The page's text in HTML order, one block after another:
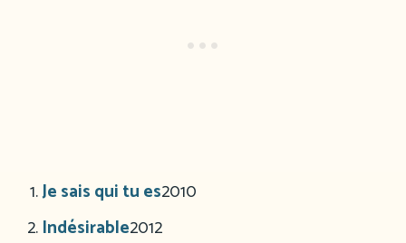
Je sais qui tu es2010
Indésirable2012